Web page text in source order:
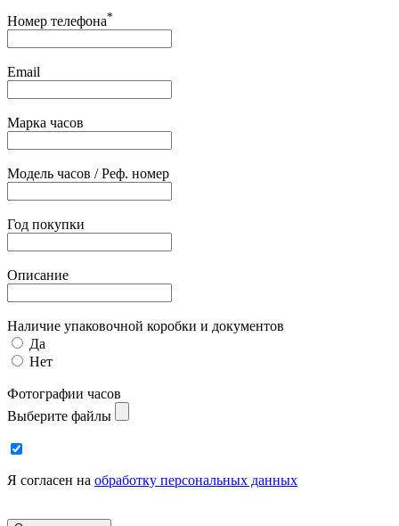
Номер телефона*
Email
Марка часов
Модель часов / Реф. номер
Год покупки
Описание
Наличие упаковочной коробки и документов
Да
Нет
Фотографии часов
Выберите файлы
Я согласен на обработку персональных данных